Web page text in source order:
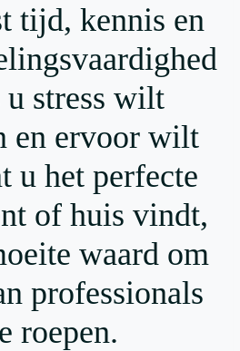
tijd, kennis en
u stress wilt
en ervoor wilt
u het perfecte
of huis vindt,
waard om
professionals
roepen.